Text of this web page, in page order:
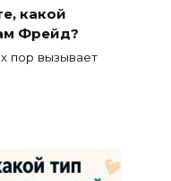
какой
Фрейд?
пор вызывает